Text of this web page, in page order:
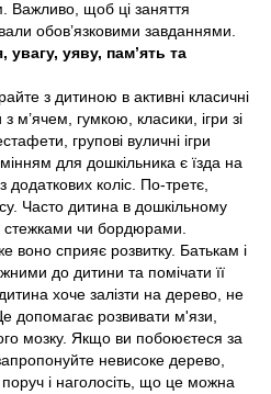
щоб ці заняття
обов’язковими завданнями.
уяву, пам’ять та
з дитиною в активні класичні
з м’ячем, гумкою, класики, ігри зі
групові вуличні ігри
для дошкільника є їзда на
додаткових коліс. По-третє,
Часто дитина в дошкільному
стежками чи бордюрами.
воно сприяє розвитку. Батькам і
до дитини та помічати її
хоче залізти на дерево, не
допомагає розвивати м'язи,
мозку. Якщо ви побоюєтеся за
невисоке дерево,
поруч і наголосіть, що це можна